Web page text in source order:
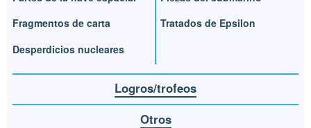
Fragmentos de carta
Desperdicios nucleares
Tratados de Epsilon
Logros/trofeos
Otros